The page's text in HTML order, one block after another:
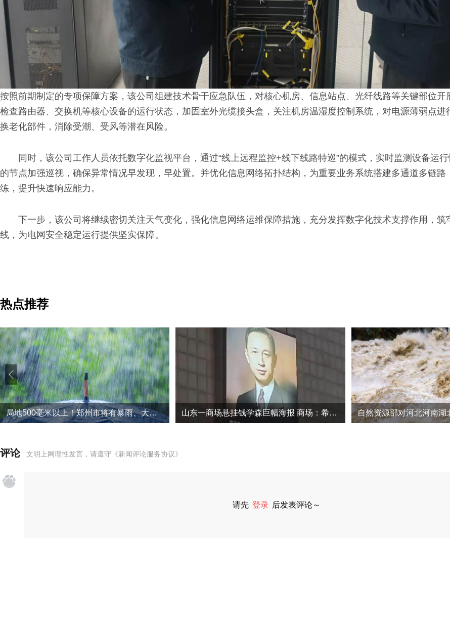
按照前期制定的专项保障方案，该公司组建技术骨干应急队伍，对核心机房、信息站点、光纤线路等关键部位开
检查路由器、交换机等核心设备的运行状态，加固室外光缆接头盒，关注机房温湿度控制系统，对电源薄弱点进
换老化部件，消除受潮、受风等潜在风险。
同时，该公司工作人员依托数字化监视平台，通过“线上远程监控+线下线路特巡”的模式，实时监测设备运
的节点加强巡视，确保异常情况早发现，早处置。并优化信息网络拓扑结构，为重要业务系统搭建多通道多链路
练，提升快速响应能力。
下一步，该公司将继续密切关注天气变化，强化信息网络运维保障措施，充分发挥数字化技术支撑作用，筑
线，为电网安全稳定运行提供坚实保障。
热点推荐
局地500毫米以上！郑州市将有暴雨、大暴雨 山东一商场悬挂钱学森巨幅海报 商场：希望年轻一代不忘我们的国家脊梁！
评论 文明上网理性发言，请遵守 《新闻评论服务协议》
请先 登录 后发表评论～